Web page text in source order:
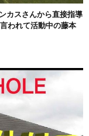
カスさんから直接指導
われて活動中の藤本